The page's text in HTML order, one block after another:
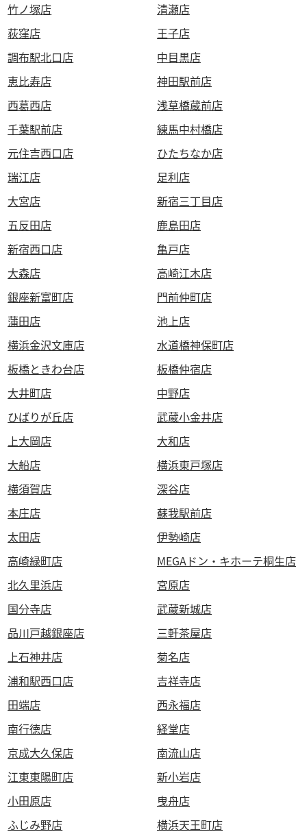
竹ノ塚店
清瀬店
荻窪店
王子店
調布駅北口店
中目黒店
恵比寿店
神田駅前店
西葛西店
浅草橋蔵前店
千葉駅前店
練馬中村橋店
元住吉西口店
ひたちなか店
瑞江店
足利店
大宮店
新宿三丁目店
五反田店
鹿島田店
新宿西口店
亀戸店
大森店
高崎江木店
銀座新富町店
門前仲町店
蒲田店
池上店
横浜金沢文庫店
水道橋神保町店
板橋ときわ台店
板橋仲宿店
大井町店
中野店
ひばりが丘店
武蔵小金井店
上大岡店
大和店
大船店
横浜東戸塚店
横須賀店
深谷店
本庄店
蘇我駅前店
太田店
伊勢崎店
高崎緑町店
MEGAドン・キホーテ桐生店
北久里浜店
宮原店
国分寺店
武蔵新城店
品川戸越銀座店
三軒茶屋店
上石神井店
菊名店
浦和駅西口店
吉祥寺店
田端店
西永福店
南行徳店
経堂店
京成大久保店
南流山店
江東東陽町店
新小岩店
小田原店
曳舟店
ふじみ野店
横浜天王町店